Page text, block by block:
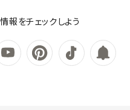
報をチェックしよう